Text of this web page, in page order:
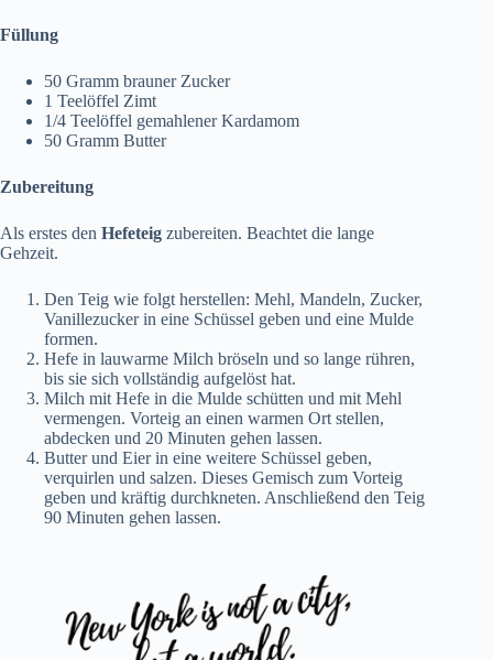
Füllung
50 Gramm brauner Zucker
1 Teelöffel Zimt
1/4 Teelöffel gemahlener Kardamom
50 Gramm Butter
Zubereitung
Als erstes den Hefeteig zubereiten. Beachtet die lange
Gehzeit.
Den Teig wie folgt herstellen: Mehl, Mandeln, Zucker,
Vanillezucker in eine Schüssel geben und eine Mulde
formen.
Hefe in lauwarme Milch bröseln und so lange rühren,
bis sie sich vollständig aufgelöst hat.
Milch mit Hefe in die Mulde schütten und mit Mehl
vermengen. Vorteig an einen warmen Ort stellen,
abdecken und 20 Minuten gehen lassen.
Butter und Eier in eine weitere Schüssel geben,
verquirlen und salzen. Dieses Gemisch zum Vorteig
geben und kräftig durchkneten. Anschließend den Teig
90 Minuten gehen lassen.